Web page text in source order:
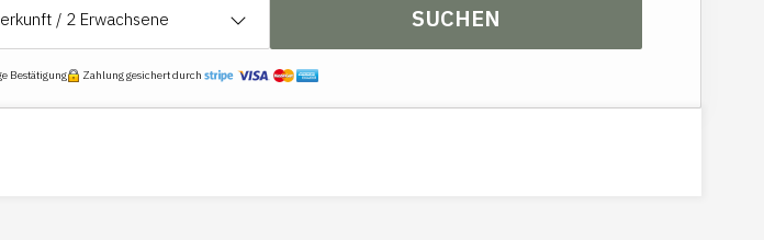
/ 2 Erwachsene SUCHEN
Bestätigung Zahlung gesichert durch